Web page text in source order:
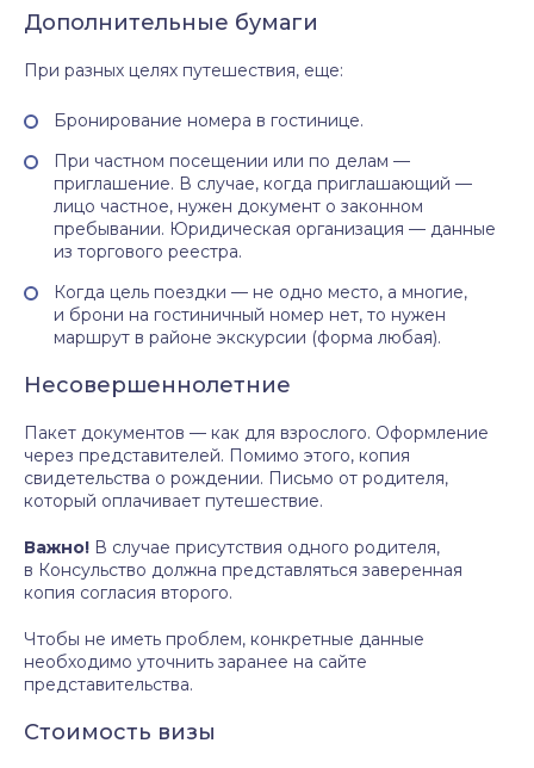
Дополнительные бумаги
При разных целях путешествия, еще:
Бронирование номера в гостинице.
При частном посещении или по делам —
приглашение. В случае, когда приглашающий —
лицо частное, нужен документ о законном
пребывании. Юридическая организация — данные
из торгового реестра.
Когда цель поездки — не одно место, а многие,
и брони на гостиничный номер нет, то нужен
маршрут в районе экскурсии (форма любая).
Несовершеннолетние
Пакет документов — как для взрослого. Оформление
через представителей. Помимо этого, копия
свидетельства о рождении. Письмо от родителя,
который оплачивает путешествие.
Важно! В случае присутствия одного родителя,
в Консульство должна представляться заверенная
копия согласия второго.
Чтобы не иметь проблем, конкретные данные
необходимо уточнить заранее на сайте
представительства.
Стоимость визы